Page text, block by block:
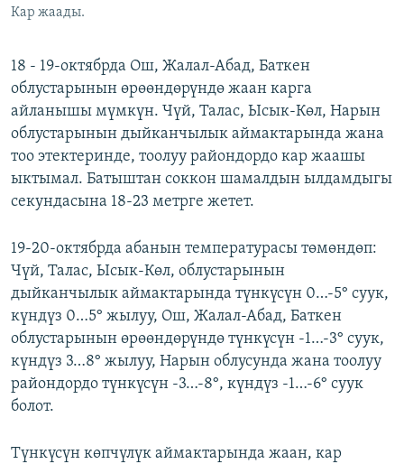
ЭЕ/АРнун бардык сайттары
Кар жаады.
18 - 19-октябрда Ош, Жалал-Абад, Баткен
облустарынын өрөөндөрүндө жаан карга
айланышы мүмкүн. Чүй, Талас, Ысык-Көл, Нарын
облустарынын дыйканчылык аймактарында жана
тоо этектеринде, тоолуу райондордо кар жаашы
ыктымал. Батыштан соккон шамалдын ылдамдыгы
секундасына 18-23 метрге жетет.
19-20-октябрда абанын температурасы төмөндөп:
Чүй, Талас, Ысык-Көл, облустарынын
дыйканчылык аймактарында түнкүсүн 0…-5° суук,
күндүз 0…5° жылуу, Ош, Жалал-Абад, Баткен
облустарынын өрөөндөрүндө түнкүсүн -1…-3° суук,
күндүз 3…8° жылуу, Нарын облусунда жана тоолуу
райондордо түнкүсүн -3…-8°, күндүз -1…-6° суук
болот.
Түнкүсүн көпчүлүк аймактарында жаан, кар